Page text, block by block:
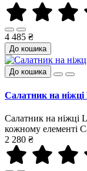
4 485 ₴
До кошика
До кошика
Салатник на
Салатник на ніжці
кожному елементі
2 280 ₴